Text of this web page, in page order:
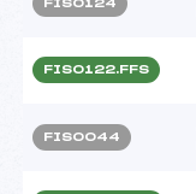
FIS0124
FIS0122.FFS
FIS0044